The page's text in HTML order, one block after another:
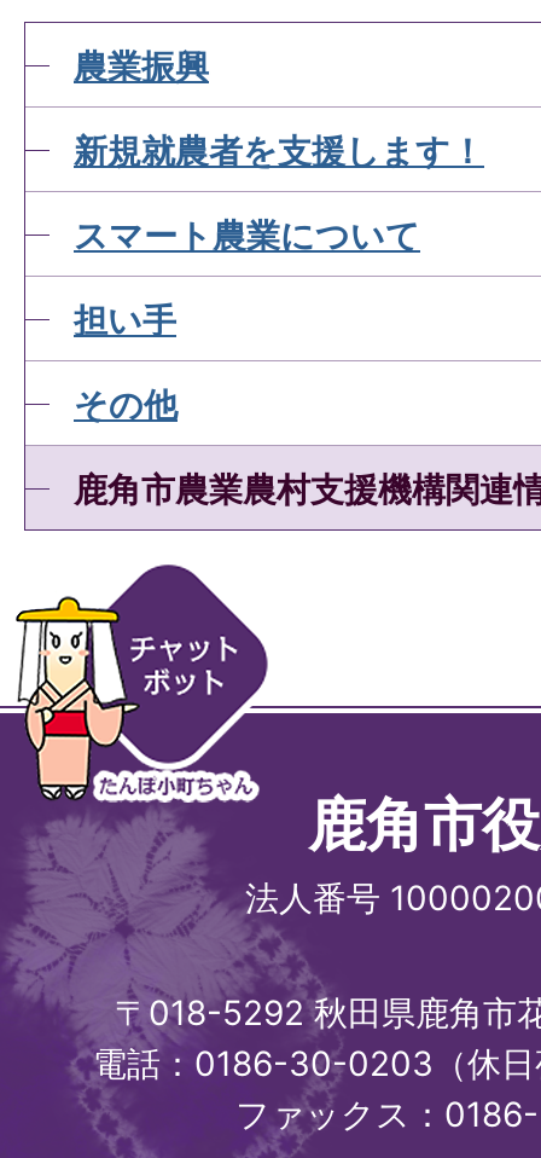
農業振興
新規就農者を支援します！
スマート農業について
担い手
その他
鹿角市農業農村支援機構関連
鹿角市
法人番号
〒018-5292 秋田県鹿角市
電話：0186-30-0203（休
ファックス：